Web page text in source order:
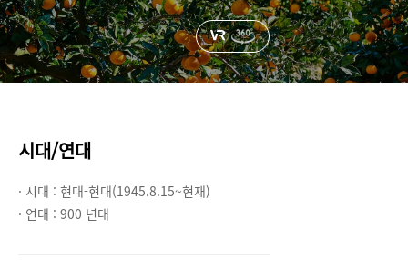
시대/연대
· 시대 : 현대-현대(1945.8.15~현재)
· 연대 : 900 년대